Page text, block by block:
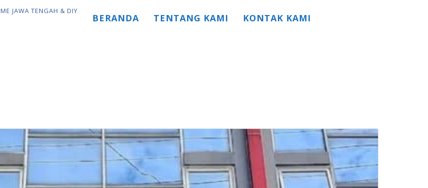
BERANDA TENTANG KAMI KONTAK KAMI